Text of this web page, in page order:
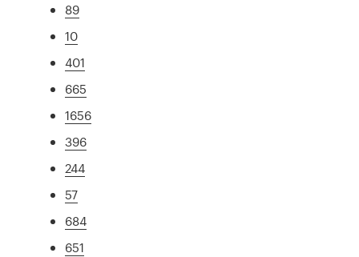
89
10
401
665
1656
396
244
57
684
651